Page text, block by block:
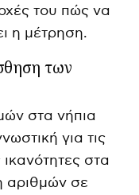
του πώς να
η μέτρηση.
των
στα νήπια
για τις
στα
αριθμών σε